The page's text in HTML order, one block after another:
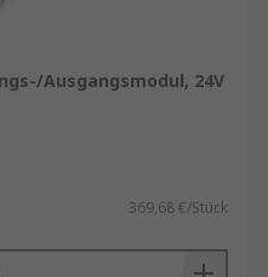
Ausgangsmodul, 24V
369,68 €/Stück